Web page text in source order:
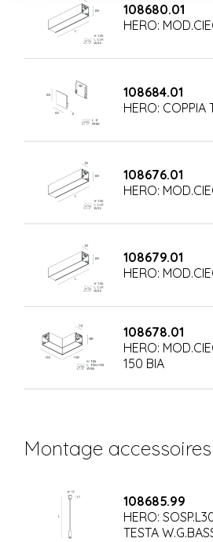
108680.01
HERO:
108684.01
HERO: COPPIA
108676.01
HERO:
108679.01
HERO:
108678.01
HERO:
150 BIA
Montage accessoires
108685.99
HERO:
TESTA